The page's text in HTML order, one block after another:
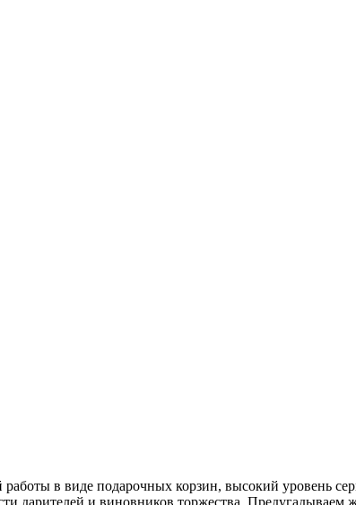
работы в виде подарочных корзин, высокий уровень
дарителей и виновников торжества. Предугадываем